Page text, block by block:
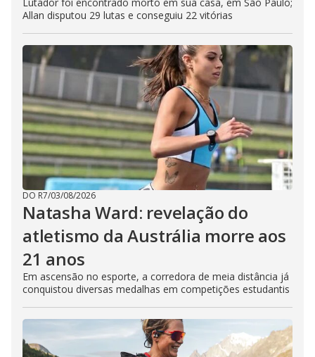
Allan disputou 29 lutas e conseguiu 22 vitórias
DO R7/03/08/2026
Natasha Ward: revelação do
atletismo da Austrália morre aos
21 anos
Em ascensão no esporte, a corredora de meia distância já
conquistou diversas medalhas em competições estudantis